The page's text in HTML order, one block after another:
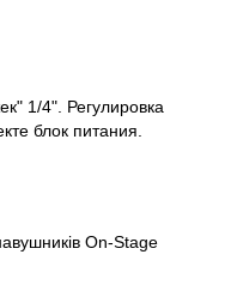
1/4". Регулировка
блок питания.
On-Stage